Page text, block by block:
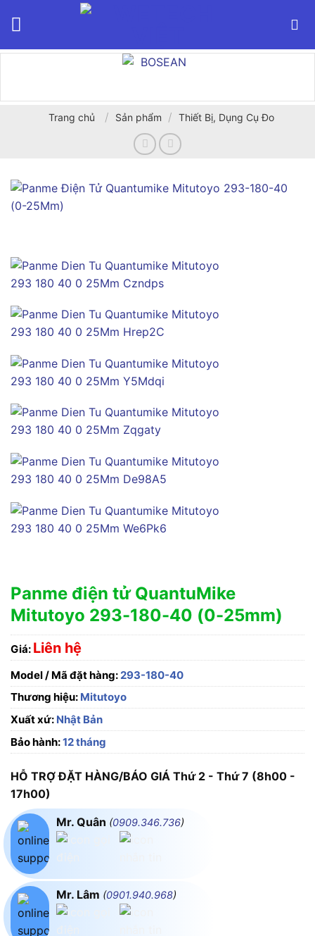
Trang chủ / Sản phẩm / Thiết Bị, Dụng Cụ Đo
Panme điện tử QuantuMike
Mitutoyo 293-180-40 (0-25mm)
Giá: Liên hệ
Model / Mã đặt hàng:293-180-40
Thương hiệu: Mitutoyo
Xuất xứ: Nhật Bản
Bảo hành:12 tháng
HỖ TRỢ ĐẶT HÀNG/BÁO GIÁ Thứ 2 - Thứ 7 (8h00 -
17h00)
Mr. Quân (0909.346.736)
Mr. Lâm (0901.940.968)